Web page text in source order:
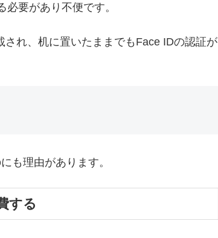
要があり不便です。
れ、机に置いたままでもFace IDの認証が
も理由があります。
する